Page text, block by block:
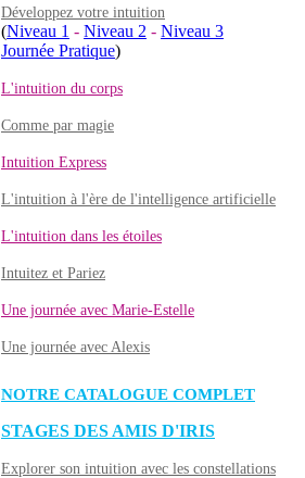
Développez votre intuition
(Niveau 1 - Niveau 2 - Niveau 3
Journée Pratique)
L'intuition du corps
Comme par magie
Intuition Express
L'intuition à l'ère de l'intelligence artificielle
L'intuition dans les étoiles
Intuitez et Pariez
Une journée avec Marie-Estelle
Une journée avec Alexis
NOTRE CATALOGUE COMPLET
STAGES DES AMIS D'IRIS
Explorer son intuition avec les constellations